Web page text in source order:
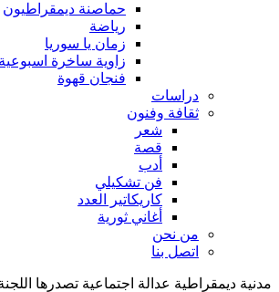
حماصنة ديمقراطيون
رياضة
زمان يا سوريا
زاوية ساخرة اسبوعية
فنجان قهوة
دراسات
ثقافة وفنون
شعر
قصة
أدب
فن تشكيلي
كاريكاتير العدد
أغاني ثورية
من نحن
اتصل بنا
مدنية ديمقراطية عدالة اجتماعية تصدرها